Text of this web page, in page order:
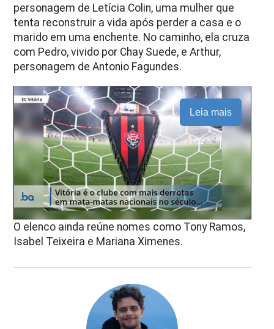
personagem de Letícia Colin, uma mulher que
tenta reconstruir a vida após perder a casa e o
marido em uma enchente. No caminho, ela cruza
com Pedro, vivido por Chay Suede, e Arthur,
personagem deAntonio Fagundes.
Leia mais
O elenco ainda reúne nomes como Tony Ramos,
Isabel Teixeira e Mariana Ximenes.